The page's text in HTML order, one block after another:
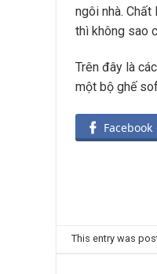
ngôi nhà.
thì không sao
Trên đây là
một bộ ghế
Facebook
This entry was